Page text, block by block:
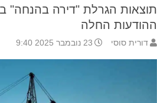
תוצאות הגרלת "דירה בהנחה"
ההודעות החלה
דורית סוסי 23 נובמבר 2025 9:40